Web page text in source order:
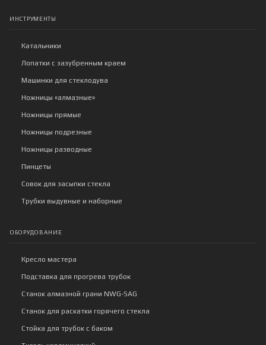
ИНСТРУМЕНТЫ
Катальники
Лопатки с зазубренным краем
Машинки для стеклодува
Ножницы «алмазные»
Ножницы прямые
Ножницы подрезные
Ножницы разводные
Пинцеты
Совок для засыпки стекла
Трубки выдувные и наборные
ОБОРУДОВАНИЕ
Кресло мастера
Подставка для прогрева трубок
Станок алмазной грани NWG-SAG
Станок для раскатки горячего стекла
Стойка для трубок с баком